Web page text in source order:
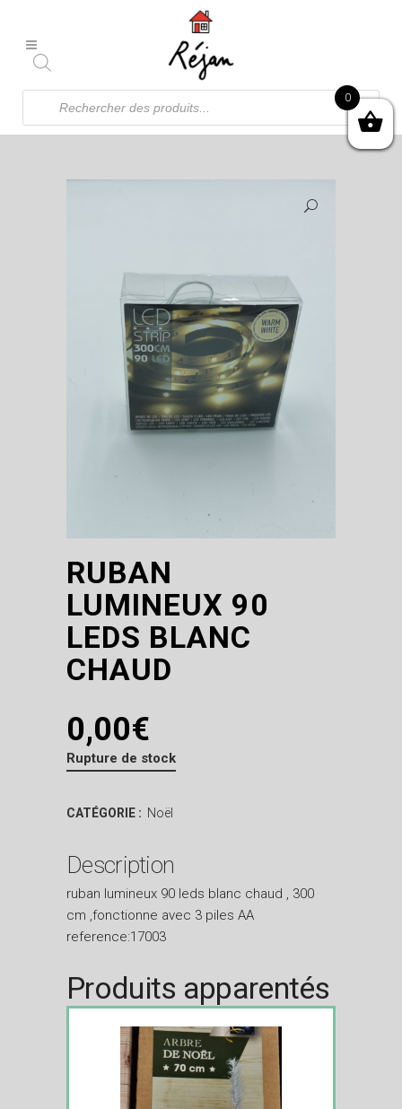
Recherche
produits
RUBAN
LUMINEUX 90
LEDS BLANC
CHAUD
0,00€
Rupture de stock
CATÉGORIE : Noël
Description
ruban lumineux 90 leds blanc chaud , 300
cm ,fonctionne avec 3 piles AA
reference:17003
Produits apparentés
0